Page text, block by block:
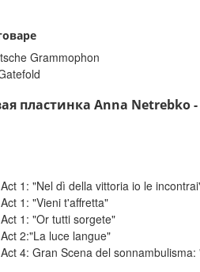
Grammophon
пластинка Anna Netrebko -
1: "Nel dì della vittoria io le
1: "Vieni t'affretta"
1: "Or tutti sorgete"
2:"La luce langue"
4: Gran Scena del